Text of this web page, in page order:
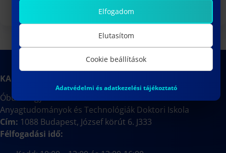
KAPCSOLAT
Óbudai Egyetem
Anyagtudományok és Technológiák Doktori Iskola
Cím: 1088 Budapest, József körút 6. J333
Félfogadási idő:
Elfogadom
Elutasítom
Cookie beállítások
Adatvédelmi és adatkezelési tájékoztató